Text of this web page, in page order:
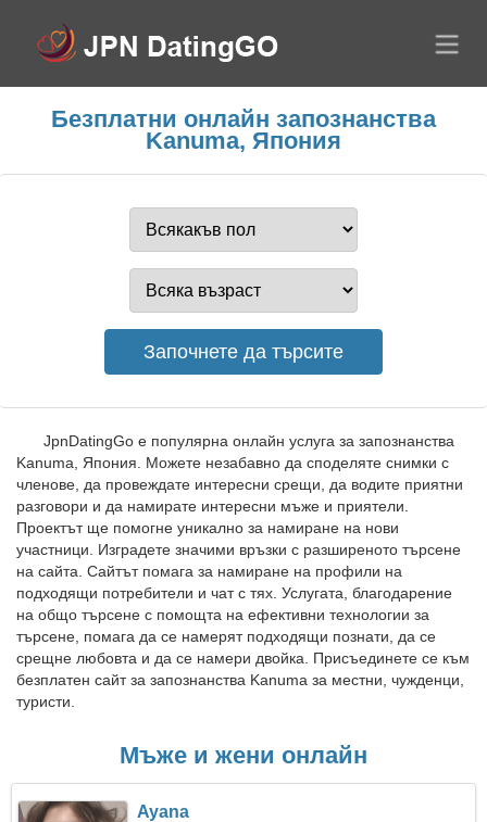
Безплатни онлайн запознанства
Kanuma, Япония
JpnDatingGo е популярна онлайн услуга за запознанства
Kanuma, Япония. Можете незабавно да споделяте снимки с
членове, да провеждате интересни срещи, да водите приятни
разговори и да намирате интересни мъже и приятели.
Проектът ще помогне уникално за намиране на нови
участници. Изградете значими връзки с разширеното търсене
на сайта. Сайтът помага за намиране на профили на
подходящи потребители и чат с тях. Услугата, благодарение
на общо търсене с помощта на ефективни технологии за
търсене, помага да се намерят подходящи познати, да се
срещне любовта и да се намери двойка. Присъединете се към
безплатен сайт за запознанства Kanuma за местни, чужденци,
туристи.
Мъже и жени онлайн
Ayana